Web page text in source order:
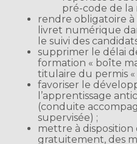
pré-code de la
rendre obligatoire
livret numérique
le suivi des
supprimer le délai
formation « boîte
titulaire du permis
favoriser le
l’apprentissage
(conduite
supervisée) ;
mettre à disposition
gratuitement, des